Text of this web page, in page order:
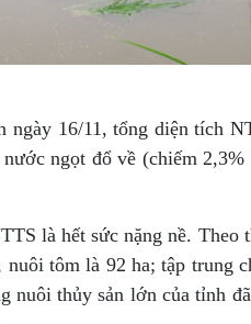
ngày 16/11, tổng diện tích
ngọt đổ về (chiếm
là hết sức nặng nề.
tôm là 92 ha; tập
thủy sản lớn của tỉnh